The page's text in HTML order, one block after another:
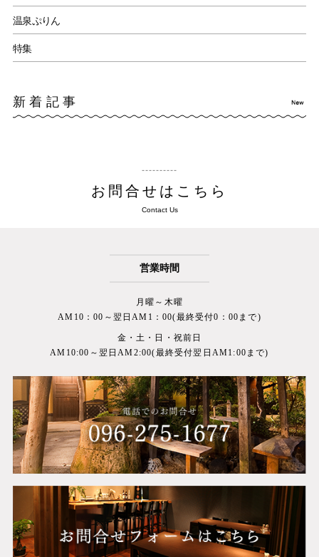
温泉ぷりん
特集
新着記事
お問合せはこちら
Contact Us
営業時間
月曜～木曜
AM10：00～翌日AM1：00(最終受付0：00まで)
金・土・日・祝前日
AM10:00～翌日AM2:00(最終受付翌日AM1:00まで)